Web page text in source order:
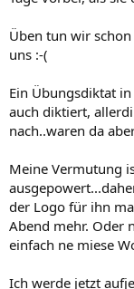
Üben tun wir
uns :-(
Ein Übungsdiktat
auch diktiert,
nach..waren da
Meine Vermutung
der Logo für ihn
Abend mehr. Oder
einfach ne miese
Ich werde jetzt